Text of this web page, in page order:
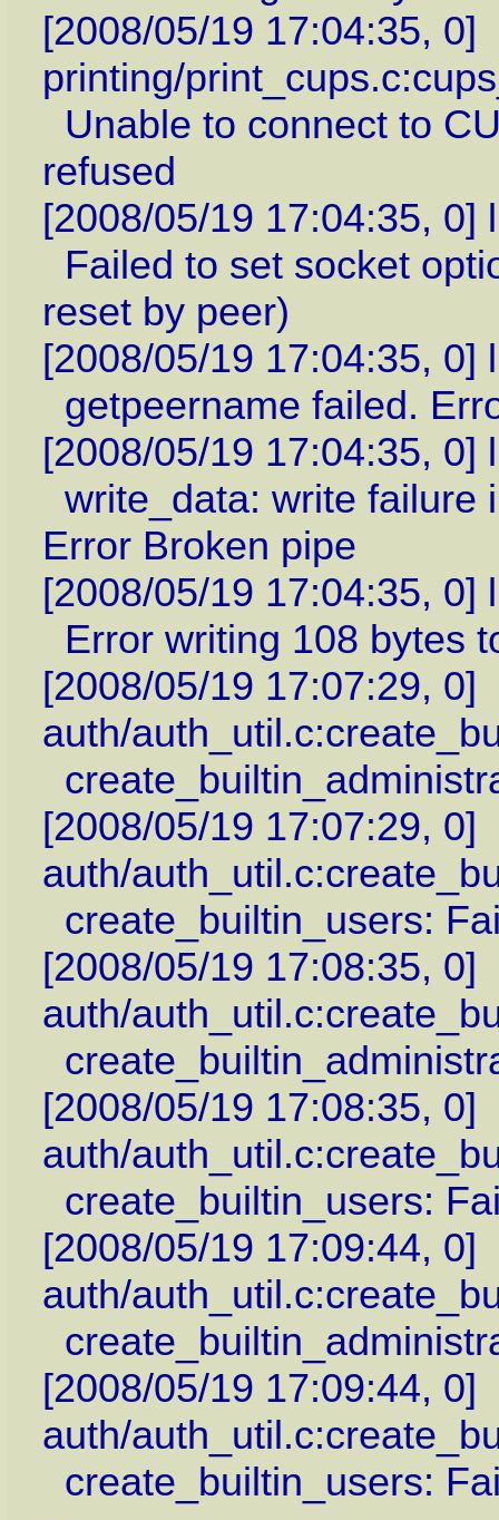
[2008/05/19 17:04:35, 0]
printing/
Unable to connect to
refused
[2008/05/19 17:04:35, 0]
Failed to set socket
reset by peer)
[2008/05/19 17:04:35, 0]
getpeername failed.
[2008/05/19 17:04:35, 0]
write_data: write failure
Error Broken pipe
[2008/05/19 17:04:35, 0]
Error writing 108 bytes
[2008/05/19 17:07:29, 0]
auth/
[2008/05/19 17:07:29, 0]
auth/
create_builtin_users:
[2008/05/19 17:08:35, 0]
auth/
[2008/05/19 17:08:35, 0]
auth/
create_builtin_users:
[2008/05/19 17:09:44, 0]
auth/
[2008/05/19 17:09:44, 0]
auth/
create_builtin_users: